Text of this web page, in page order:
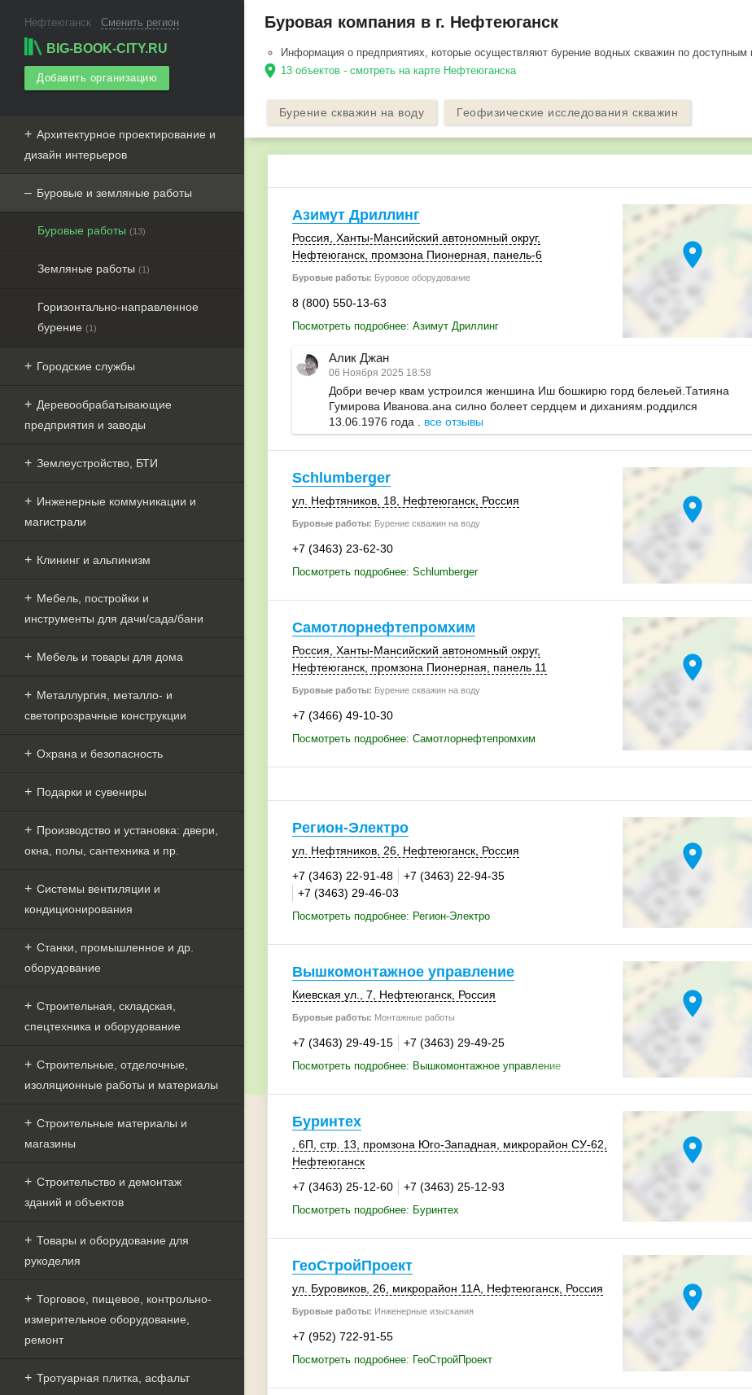
Нефтеюганск Сменить регион
BIG-BOOK-CITY.RU
Добавить организацию
Архитектурное проектирование и
дизайн интерьеров
Буровые и земляные работы
Буровые работы (13)
Земляные работы (1)
Горизонтально-направленное
бурение (1)
Городские службы
Деревообрабатывающие
предприятия и заводы
Землеустройство, БТИ
Инженерные коммуникации и
магистрали
Клининг и альпинизм
Мебель, постройки и
инструменты для дачи/сада/бани
Мебель и товары для дома
Металлургия, металло- и
светопрозрачные конструкции
Охрана и безопасность
Подарки и сувениры
Производство и установка: двери,
окна, полы, сантехника и пр.
Системы вентиляции и
кондиционирования
Станки, промышленное и др.
оборудование
Строительная, складская,
спецтехника и оборудование
Строительные, отделочные,
изоляционные работы и материалы
Строительные материалы и
магазины
Строительство и демонтаж
зданий и объектов
Товары и оборудование для
рукоделия
Торговое, пищевое, контрольно-
измерительное оборудование,
ремонт
Тротуарная плитка, асфальт
Буровая компания в г. Нефтеюганск
Информация о предприятиях, которые осуществляют бурение водных скважин по доступным
location_on 13 объектов - смотреть на карте Нефтеюганска
Бурение скважин на воду Геофизические исследования скважин
Азимут Дриллинг
Россия , Ханты-Мансийский автономный округ,
Нефтеюганск, промзона Пионерная панель-6
Буровые работы: Буровое оборудование
8 (800) 550-13-63
Посмотреть подробнее: Азимут Дриллинг
location_on
Алик Джан
06 Ноября 2025 18:58
Добри вечер квам устроился женшина Иш бошкирю горд белеьей.Татияна
Гумирова Иванова.ана силно болеет сердцем и диханиям.роддился
13.06.1976 года . все отзывы
Schlumberger
ул. Нефтяников, 18, Нефтеюганск, Россия
Буровые работы: Бурение скважин на воду
+7 (3463) 23-62-30
Посмотреть подробнее: Schlumberger
location_on
Самотлорнефтепромхим
Россия , Ханты-Мансийский автономный округ,
Нефтеюганск, промзона Пионерная панель 11
Буровые работы: Бурение скважин на воду
+7 (3466) 49-10-30
Посмотреть подробнее: Самотлорнефтепромхим
location_on
Регион-Электро
ул. Нефтяников, 26, Нефтеюганск, Россия
+7 (3463) 22-91-48
+7 (3463) 22-94-35
+7 (3463) 29-46-03
Посмотреть подробнее: Регион-Электро
location_on
Вышкомонтажное управление
Киевская ул., 7 Нефтеюганск, Россия
Буровые работы: Монтажные работы
+7 (3463) 29-49-15 +7 (3463) 29-49-25
Посмотреть подробнее: Вышкомонтажное управление
location_on
Буринтех
, 6П стр. 13 , промзона Юго-Западная, микрорайон СУ-62
Нефтеюганск
+7 (3463) 25-12-60
+7 (3463) 25-12-93
Посмотреть подробнее: Буринтех
location_on
ГеоСтройПроект
ул. Буровиков, 26, микрорайон 11А, Нефтеюганск, Россия
Буровые работы: Инженерные изыскания
+7 (952) 722-91-55
Посмотреть подробнее: ГеоСтройПроект
location_on